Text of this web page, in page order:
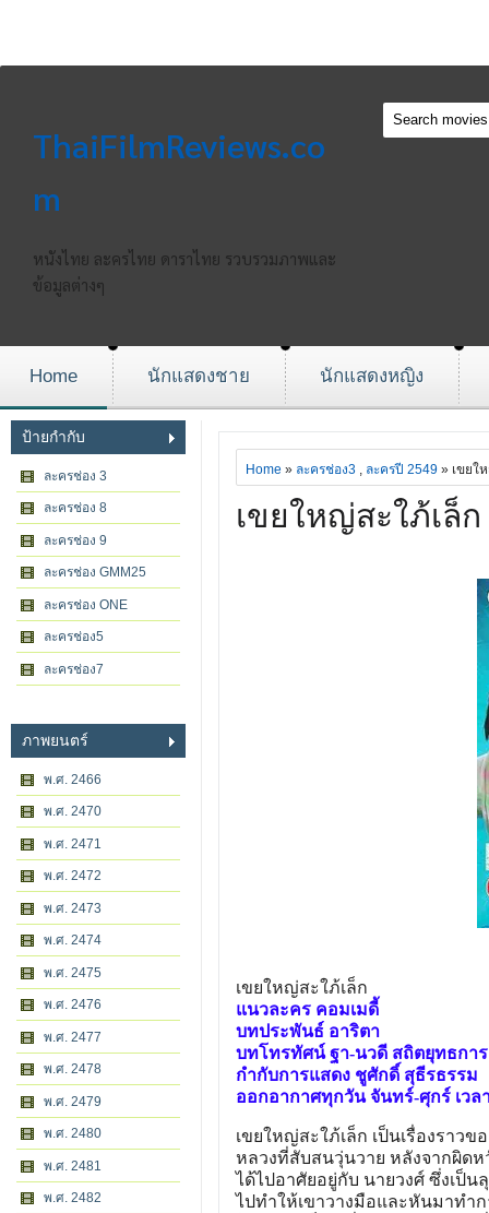
ThaiFilmReviews.co
m
หนังไทย ละครไทย ดาราไทย รวบรวมภาพและ
ข้อมูลต่างๆ
Home นักแสดงชาย นักแสดงหญิง
ป้ายกำกับ
ละครช่อง 3
ละครช่อง 8
ละครช่อง 9
ละครช่อง GMM25
ละครช่อง ONE
ละครช่อง5
ละครช่อง7
ภาพยนตร์
พ.ศ. 2466
พ.ศ. 2470
พ.ศ. 2471
พ.ศ. 2472
พ.ศ. 2473
พ.ศ. 2474
พ.ศ. 2475
พ.ศ. 2476
พ.ศ. 2477
พ.ศ. 2478
พ.ศ. 2479
พ.ศ. 2480
พ.ศ. 2481
พ.ศ. 2482
Home » ละครช่อง3 , ละครปี 2549 » เขยใ
เขยใหญ่สะใภ้เล็ก
เขยใหญ่สะใภ้เล็ก
แนวละคร คอมเมดี้
บทประพันธ์ อาริตา
บทโทรทัศน์ ฐา-นวดี สถิตยุทธการ
กำกับการแสดง ชูศักดิ์ สุธีรธรรม
ออกอากาศทุกวัน จันทร์-ศุกร์ เวล
เขยใหญ่สะใภ้เล็ก เป็นเรื่องราว
หลวงที่สับสนวุ่นวาย หลังจากผิดห
ได้ไปอาศัยอยู่กับ นายวงศ์ ซึ่งเป็น
ไปทำให้เขาวางมือและหันมาทำ